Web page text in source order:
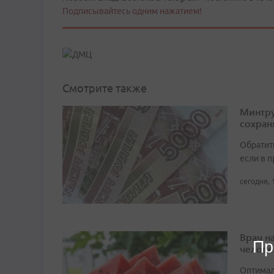
Подписывайтесь одним нажатием!
Смотрите также
если в
сегодня,
Врач